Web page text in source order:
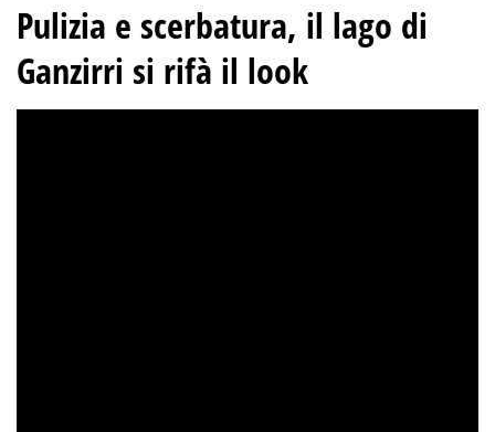
Pulizia e scerbatura, il lago di
Ganzirri si rifà il look